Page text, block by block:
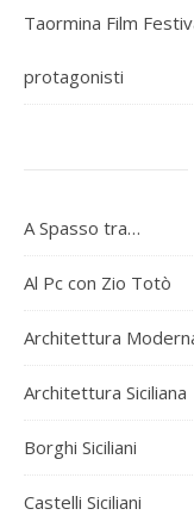
Taormina Film
protagonisti
A Spasso tra…
Al Pc con Zio Totò
Architettura
Architettura Siciliana
Borghi Siciliani
Castelli Siciliani